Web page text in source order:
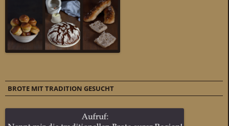
BROTE MIT TRADITION GESUCHT